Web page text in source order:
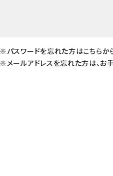
※パスワードを忘れた方はこちらか
※メールアドレスを忘れた方は、お